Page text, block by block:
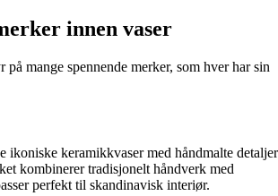
innen vaser
mange spennende merker, som hver har sin
ikoniske keramikkvaser med håndmalte detaljer
kombinerer tradisjonelt håndverk med
perfekt til skandinavisk interiør.